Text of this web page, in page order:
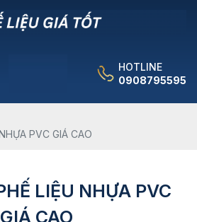
HOTLINE
0908795595
PVC GIÁ CAO
LIỆU NHỰA PVC
GIÁ CAO